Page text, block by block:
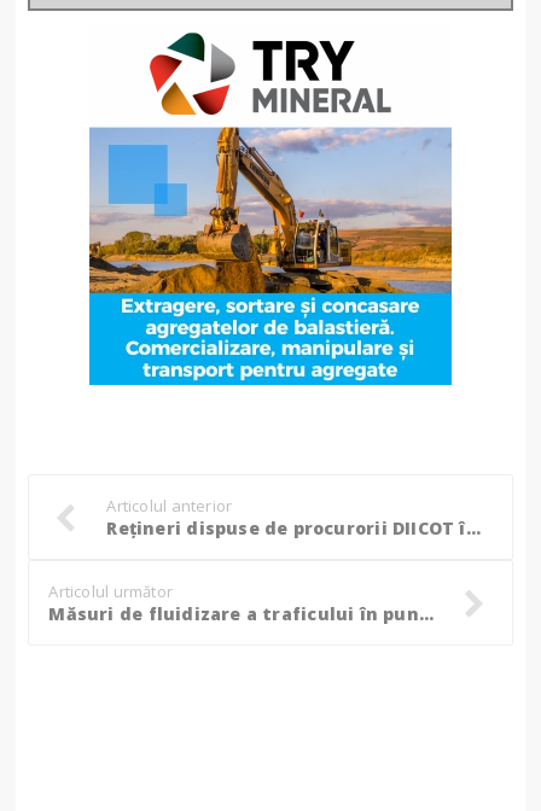
Articolul anterior
Reţineri dispuse de procurorii DIICOT în dosarul în care este implicat şi medicul botoşănen Mihai Lucan
Articolul următor
Măsuri de fluidizare a traficului în punctele de frontieră pentru perioada Sărbătorilor de Iarnă